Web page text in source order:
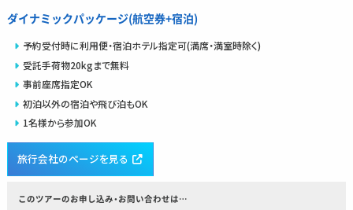
ダイナミックパッケージ(航空券+宿泊)
予約受付時に利用便・宿泊ホテル指定可(満席・満室時除く)
受託手荷物20kgまで無料
事前座席指定OK
初泊以外の宿泊や飛び泊もOK
1名様から参加OK
旅行会社のページを見る
このツアーのお申し込み・お問い合わせは…